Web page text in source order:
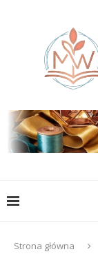
Strona główna